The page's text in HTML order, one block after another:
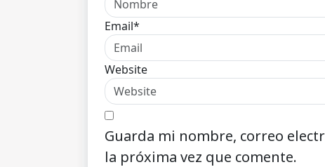
Email*
Website
Guarda mi nombre, correo
la próxima vez que comente.